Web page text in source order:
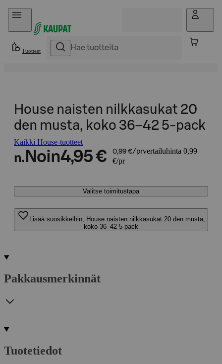
Hyppää sisältöön
Tuotteet
House naisten nilkkasukat 20
den musta, koko 36–42 5-pack
Kaikki House-tuotteet
n. Noin4,95 € 0,99 €/prvertailuhinta 0,99
€/pr
Valitse toimitustapa
Lisää suosikkeihin, House naisten nilkkasukat 20 den musta,
koko 36–42 5-pack
Pakkausmerkinnät
Tuotetiedot